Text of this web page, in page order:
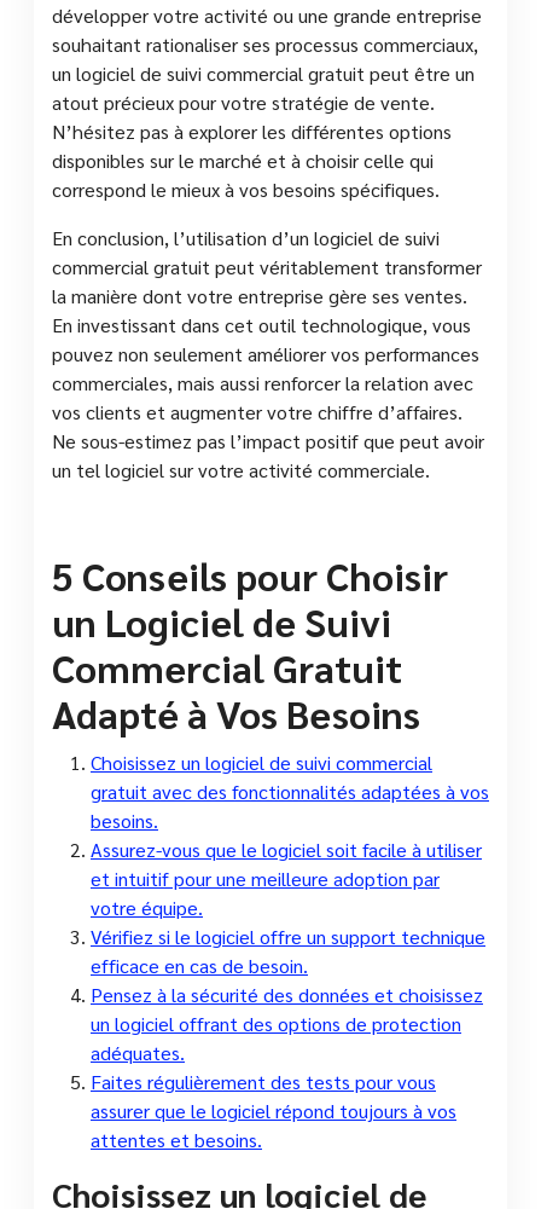
développer votre activité ou une grande entreprise
souhaitant rationaliser ses processus commerciaux,
un logiciel de suivi commercial gratuit peut être un
atout précieux pour votre stratégie de vente.
N’hésitez pas à explorer les différentes options
disponibles sur le marché et à choisir celle qui
correspond le mieux à vos besoins spécifiques.
En conclusion, l’utilisation d’un logiciel de suivi
commercial gratuit peut véritablement transformer
la manière dont votre entreprise gère ses ventes.
En investissant dans cet outil technologique, vous
pouvez non seulement améliorer vos performances
commerciales, mais aussi renforcer la relation avec
vos clients et augmenter votre chiffre d’affaires.
Ne sous-estimez pas l’impact positif que peut avoir
un tel logiciel sur votre activité commerciale.
5 Conseils pour Choisir
un Logiciel de Suivi
Commercial Gratuit
Adapté à Vos Besoins
Choisissez un logiciel de suivi commercial
gratuit avec des fonctionnalités adaptées à vos
besoins.
Assurez-vous que le logiciel soit facile à utiliser
et intuitif pour une meilleure adoption par
votre équipe.
Vérifiez si le logiciel offre un support technique
efficace en cas de besoin.
Pensez à la sécurité des données et choisissez
un logiciel offrant des options de protection
adéquates.
Faites régulièrement des tests pour vous
assurer que le logiciel répond toujours à vos
attentes et besoins.
Choisissez un logiciel de